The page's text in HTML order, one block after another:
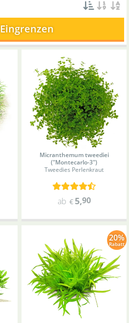
Eingrenzen
Micranthemum tweediei
("Montecarlo-3")
Tweedies Perlenkraut
ab € 5,90
20%
Rabatt